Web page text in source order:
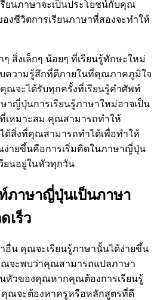
ยนภาษาจะเป็นประโยชน์กับคุณ
งชีวิตการเรียนภาษาที่สองจะทำให้
สิ่งเล็กๆ น้อยๆ ที่เรียนรู้ทักษะใหม่
ความรู้สึกที่ดีภายในที่คุณภาคภูมิใจ
ณจะได้รับทุกครั้งที่เรียนรู้คำศัพท์
ญี่ปุ่นการเรียนรู้ภาษาใหม่อาจเป็น
ที่เหมาะสม คุณสามารถทำให้
ด้สิ่งที่คุณสามารถทำได้เพื่อทำให้
ง่ายขึ้นคือการเริ่มคิดในภาษาญี่ปุ่น
ยนอยู่ในหัวทุกวัน
ภาษาญี่ปุ่นเป็นภาษา
เร็ว
อื่น คุณจะเรียนรู้ภาษานั้นได้ง่ายขึ้น
จะพบว่าคุณสามารถแปลภาษา
หัวของคุณหากคุณต้องการเรียนรู้
ณจะต้องหาครูหรือหลักสูตรที่ดี